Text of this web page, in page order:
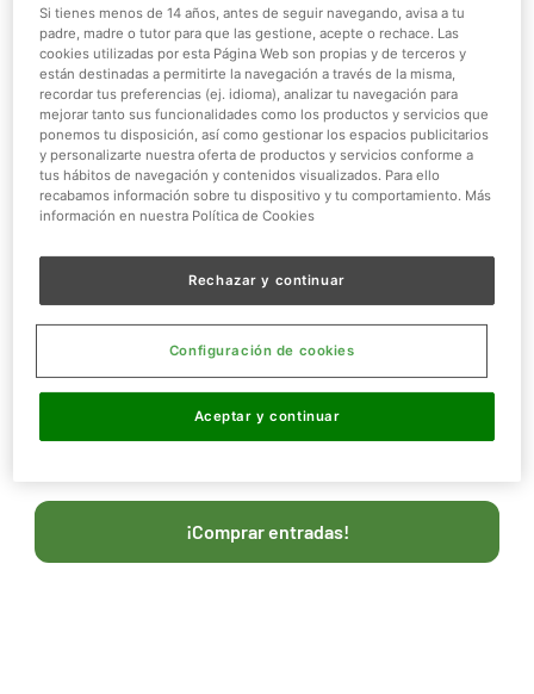
: compra del 11 al 18 de junio y acceso
Producto:Entrada General online de día
completo conun 40% dto por venta anticipada.
Cómo conseguirlo:Accede al siguiente enlace y
¡Comprar entradas!
Si tienes menos de 14 años, antes de seguir navegando, avisa a tu
padre, madre o tutor para que las gestione, acepte o rechace. Las
cookies utilizadas por esta Página Web son propias y de terceros y
están destinadas a permitirte la navegación a través de la misma,
recordar tus preferencias (ej. idioma), analizar tu navegación para
mejorar tanto sus funcionalidades como los productos y servicios que
ponemos tu disposición, así como gestionar los espacios publicitarios
y personalizarte nuestra oferta de productos y servicios conforme a
tus hábitos de navegación y contenidos visualizados. Para ello
recabamos información sobre tu dispositivo y tu comportamiento. Más
información en nuestra Política de Cookies
Rechazar y continuar
Aceptar y continuar
Configuración de cookies